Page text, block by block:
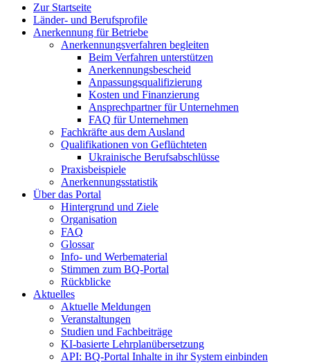
Zur Startseite
Länder- und Berufsprofile
Anerkennung für Betriebe
Anerkennungsverfahren begleiten
Beim Verfahren unterstützen
Anerkennungsbescheid
Anpassungsqualifizierung
Kosten und Finanzierung
Ansprechpartner für Unternehmen
FAQ für Unternehmen
Fachkräfte aus dem Ausland
Qualifikationen von Geflüchteten
Ukrainische Berufsabschlüsse
Praxisbeispiele
Anerkennungsstatistik
Über das Portal
Hintergrund und Ziele
Organisation
FAQ
Glossar
Info- und Werbematerial
Stimmen zum BQ-Portal
Rückblicke
Aktuelles
Aktuelle Meldungen
Veranstaltungen
Studien und Fachbeiträge
KI-basierte Lehrplanübersetzung
API: BQ-Portal Inhalte in ihr System einbinden